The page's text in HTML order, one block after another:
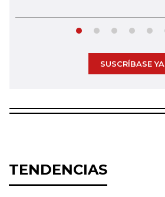
SUSCRÍBASE YA
TENDENCIAS